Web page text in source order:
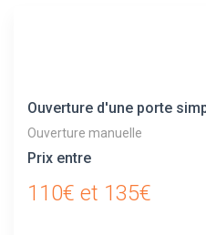
Ouverture d'une porte
Ouverture manuelle
Prix entre
110€ et 135€